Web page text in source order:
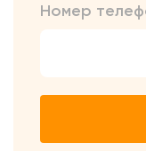
Номер